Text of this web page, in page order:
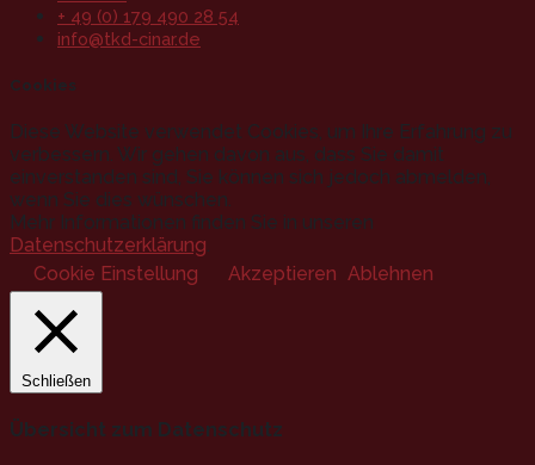
+ 49 (0) 179 490 28 54
info@tkd-cinar.de
Cookies
Diese Website verwendet Cookies, um Ihre Erfahrung zu
verbessern. Wir gehen davon aus, dass Sie damit
einverstanden sind, Sie können sich jedoch abmelden,
wenn Sie dies wünschen.
Mehr Informationen finden Sie in unseren
Datenschutzerklärung.
Cookie Einstellung
Akzeptieren Ablehnen
Schließen
Übersicht zum Datenschutz